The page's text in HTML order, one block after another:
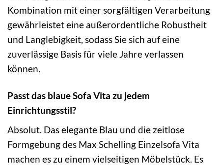
Kombination mit einer sorgfältigen Verarbeitung
gewährleistet eine außerordentliche Robustheit
und Langlebigkeit, sodass Sie sich auf eine
zuverlässige Basis für viele Jahre verlassen
können.
Passt das blaue Sofa Vita zu jedem
Einrichtungsstil?
Absolut. Das elegante Blau und die zeitlose
Formgebung des Max Schelling Einzelsofa Vita
machen es zu einem vielseitigen Möbelstück. Es